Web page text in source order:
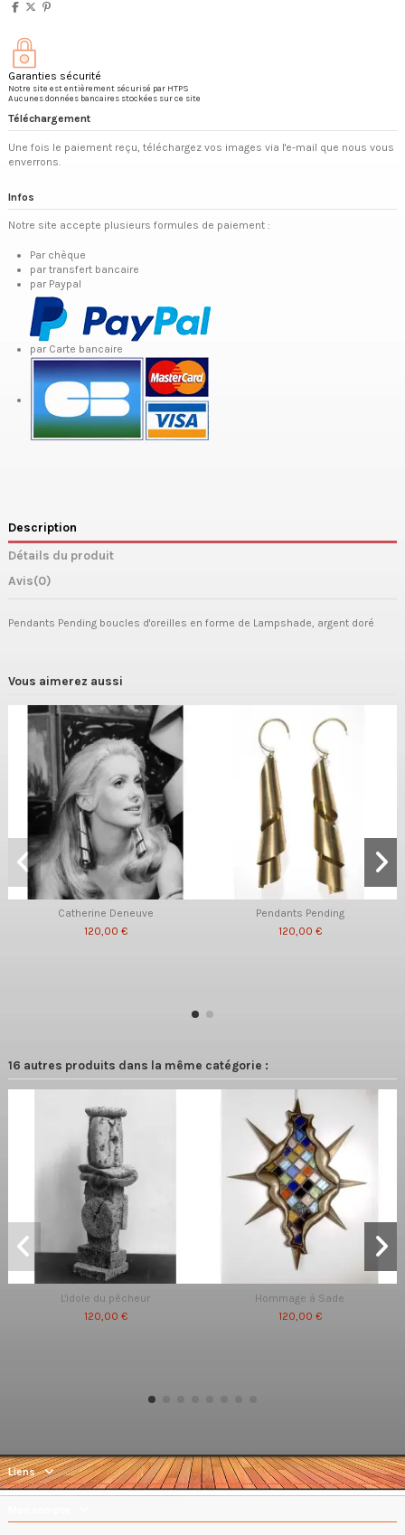
Garanties sécurité
Notre site est entièrement sécurisé par HTPS
Aucunes données bancaires stockées sur ce site
Téléchargement
Une fois le paiement reçu, téléchargez vos images via l'e-mail que nous vous
enverrons.
Infos
Notre site accepte plusieurs formules de paiement :
Par chèque
par transfert bancaire
par Paypal
par Carte bancaire
Description
Détails du produit
Avis(0)
Pendants Pending boucles d'oreilles en forme de Lampshade, argent doré
Vous aimerez aussi
Catherine Deneuve
120,00 €
Pendants Pending
120,00 €
16 autres produits dans la même catégorie :
L'idole du pêcheur
120,00 €
Hommage à Sade
120,00 €
Liens